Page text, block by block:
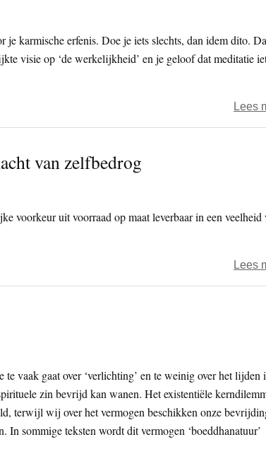
je karmische erfenis. Doe je iets slechts, dan idem dito.
visie op ‘de werkelijkheid’ en je geloof dat meditatie
Lees
van zelfbedrog
voorkeur uit voorraad op maat leverbaar in een veelheid
Lees
vaak gaat over ‘verlichting’ en te weinig over het lijden
zin bevrijd kan wanen. Het existentiële
terwijl wij over het vermogen beschikken onze
sommige teksten wordt dit vermogen ‘boeddhanatuur’